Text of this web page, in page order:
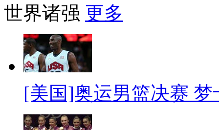
世界诸强 更多
[美国]奥运男篮决赛